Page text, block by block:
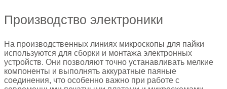
Производство электроники
На производственных линиях микроскопы для пайки
используются для сборки и монтажа электронных
устройств. Они позволяют точно устанавливать мелкие
компоненты и выполнять аккуратные паяные
соединения, что особенно важно при работе с